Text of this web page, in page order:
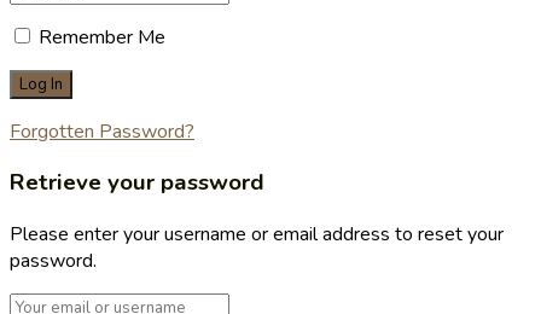
Remember Me
Forgotten Password?
Retrieve your password
Please enter your username or email address to reset your
password.